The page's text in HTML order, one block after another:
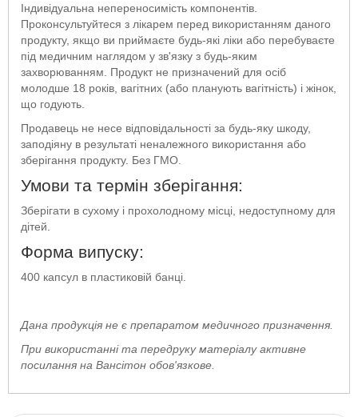
Індивідуальна непереносимість компонентів.
Проконсультуйтеся з лікарем перед використанням даного
продукту, якщо ви приймаєте будь-які ліки або перебуваєте
під медичним наглядом у зв'язку з будь-яким
захворюванням. Продукт не призначений для осіб
молодше 18 років, вагітних (або планують вагітність) і жінок,
що годують.
Продавець не несе відповідальності за будь-яку шкоду,
заподіяну в результаті неналежного використання або
зберігання продукту. Без ГМО.
Умови та термін зберігання:
Зберігати в сухому і прохолодному місці, недоступному для
дітей.
Форма випуску:
400 капсул в пластиковій банці.
Дана продукція не є препаратом медичного призначення.
При використанні та передруку матеріалу активне
посилання на Вансітон обов'язкове.